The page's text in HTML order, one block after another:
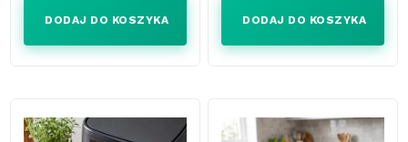
DODAJ DO KOSZYKA DODAJ DO KOSZYKA